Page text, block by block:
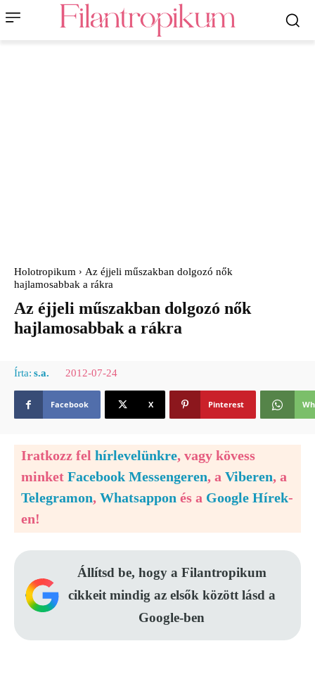
Holotropikum
Az éjjeli műszakban dolgozó nők
hajlamosabbak a rákra
Az éjjeli műszakban dolgozó nők
hajlamosabbak a rákra
Írta: s.a. 2012-07-24
Facebook X Pinterest
Iratkozz fel hírlevelünkre, vagy kövess
minket Facebook Messengeren, a Viberen, a
Telegramon, Whatsappon és a Google Hírek-
en!
Állítsd be, hogy a Filantropikum
cikkeit mindig az elsők között lásd a
Google-ben